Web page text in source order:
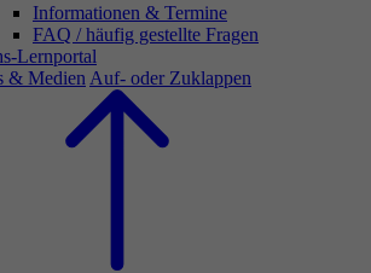
Informationen & Termine
FAQ / häufig gestellte Fragen
Lernportal
& Medien Auf- oder Zuklappen